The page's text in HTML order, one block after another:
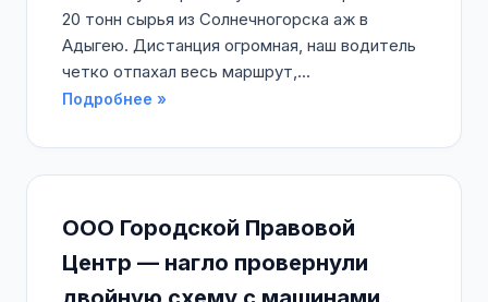
20 тонн сырья из Солнечногорска аж в
Адыгею. Дистанция огромная, наш водитель
четко отпахал весь маршрут,...
Подробнее »
ООО Городской Правовой
Центр — нагло провернули